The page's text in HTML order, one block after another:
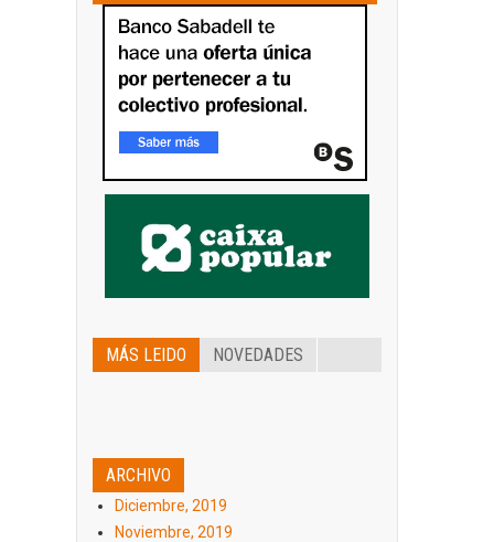
MÁS LEIDO NOVEDADES
ARCHIVO
Diciembre, 2019
Noviembre, 2019